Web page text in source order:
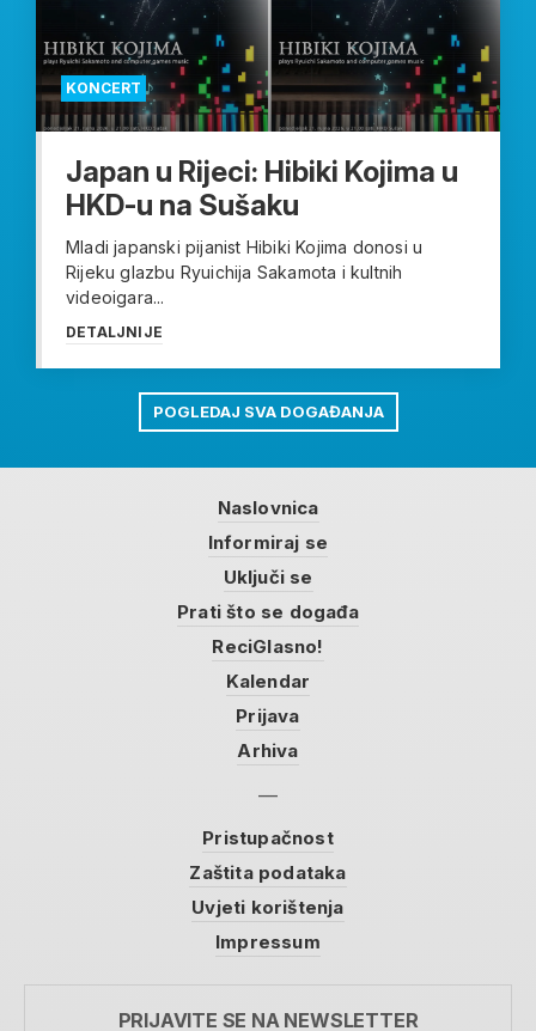
KONCERT
Japan u Rijeci: Hibiki Kojima u
HKD-u na Sušaku
Mladi japanski pijanist Hibiki Kojima donosi u
Rijeku glazbu Ryuichija Sakamota i kultnih
videoigara...
DETALJNIJE
POGLEDAJ SVA DOGAĐANJA
Naslovnica
Informiraj se
Uključi se
Prati što se događa
ReciGlasno!
Kalendar
Prijava
Arhiva
Pristupačnost
Zaštita podataka
Uvjeti korištenja
Impressum
PRIJAVITE SE NA NEWSLETTER